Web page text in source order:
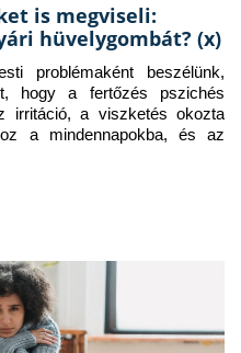
is megviseli:
hüvelygombát? (x)
problémaként beszélünk,
hogy a fertőzés pszichés
irritáció, a viszketés okozta
a mindennapokba, és az